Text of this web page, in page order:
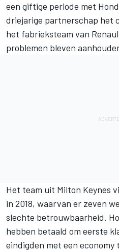
een giftige periode met
driejarige partnerschap het
het fabrieksteam van
problemen bleven
Het team uit Milton Keynes
in 2018, waarvan er zeven
slechte betrouwbaarheid.
hebben betaald om eerste
eindigden met een economy